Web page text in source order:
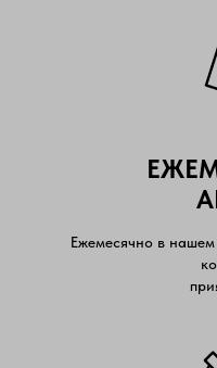
Ежемесячно в нашем